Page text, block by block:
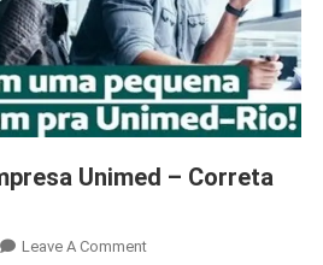
Unimed – Correta
Leave A Comment